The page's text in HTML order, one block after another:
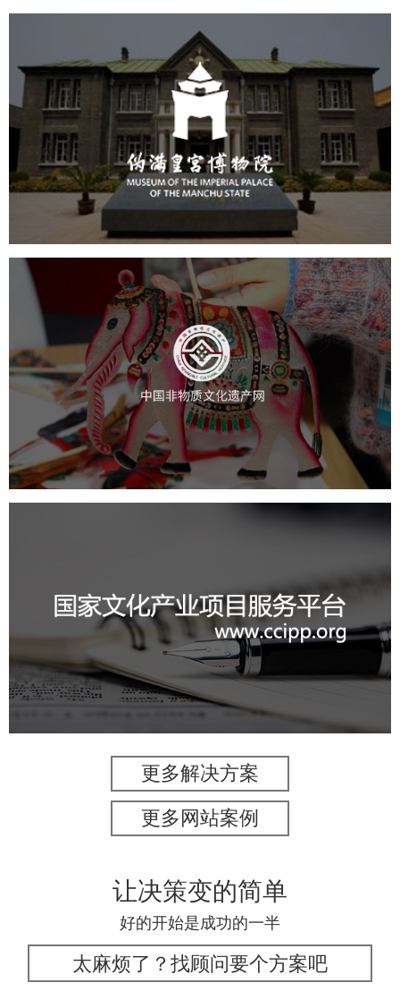
伪满皇宫博物院
文化艺术 博物馆 智慧博物馆 博物馆网站建设
中国非物质文化遗产网
文化艺术 智慧博物馆 博物馆网站建设
文化艺术 IT平台整体解决方案
系统开发
业务系统
更多解决方案
更多网站案例
让决策变的简单
好的开始是成功的一半
太麻烦了？找顾问要个方案吧